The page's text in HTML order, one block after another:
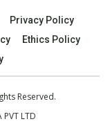
Privacy Policy
Ethics Policy
Reserved.
PVT LTD